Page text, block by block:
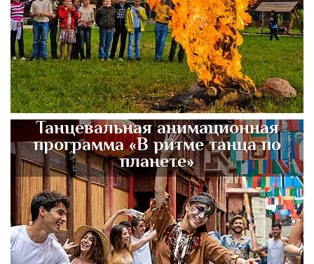
Танцевальная анимационная
программа «В ритме танца по
планете»